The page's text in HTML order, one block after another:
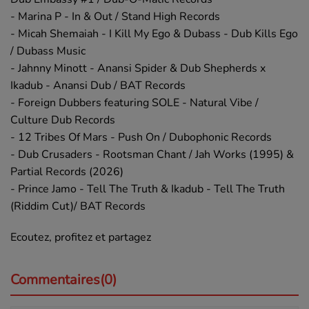
- Marina P - In & Out / Stand High Records
- Micah Shemaiah - I Kill My Ego & Dubass - Dub Kills Ego
/ Dubass Music
- Jahnny Minott - Anansi Spider & Dub Shepherds x
Ikadub - Anansi Dub / BAT Records
- Foreign Dubbers featuring SOLE - Natural Vibe /
Culture Dub Records
- 12 Tribes Of Mars - Push On / Dubophonic Records
- Dub Crusaders - Rootsman Chant / Jah Works (1995) &
Partial Records (2026)
- Prince Jamo - Tell The Truth & Ikadub - Tell The Truth
(Riddim Cut)/ BAT Records
Ecoutez, profitez et partagez
Commentaires(0)